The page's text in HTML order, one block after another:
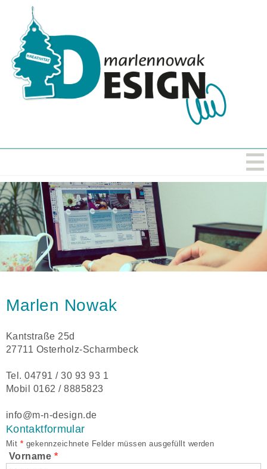
Start
Kontakt
Marlen Nowak
Kantstraße 25d
27711 Osterholz-Scharmbeck
Tel. 04791 / 30 93 93 1
Mobil 0162 / 8885823
info@m-n-design.de
Kontaktformular
Mit * gekennzeichnete Felder müssen ausgefüllt werden
Vorname *